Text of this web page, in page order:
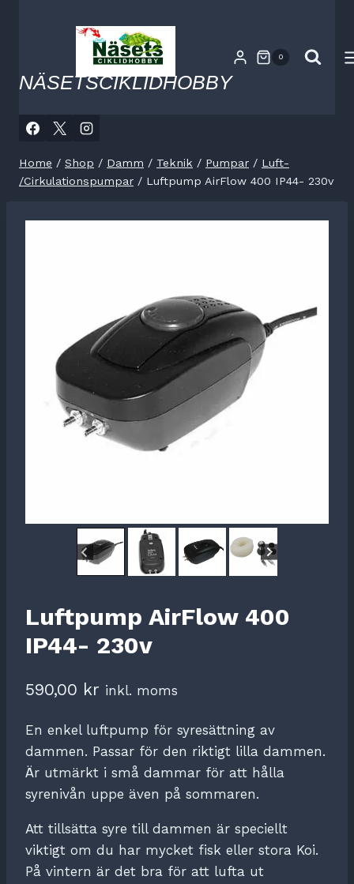
NÄSETSCIKLIDHOBBY
0
Home / Shop / Damm / Teknik / Pumpar / Luft-
/Cirkulationspumpar / Luftpump AirFlow 400 IP44- 230v
Luftpump AirFlow 400
IP44- 230v
590,00 kr inkl. moms
En enkel luftpump för syresättning av
dammen. Passar för den riktigt lilla dammen.
Är utmärkt i små dammar för att hålla
syrenivån uppe även på sommaren.
Att tillsätta syre till dammen är speciellt
viktigt om du har mycket fisk eller stora Koi.
På vintern är det bra för att lufta ut